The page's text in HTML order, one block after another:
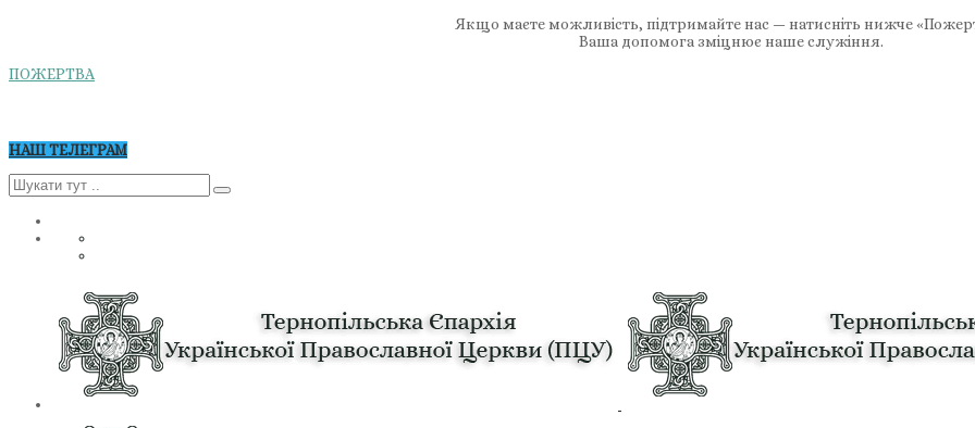
Якщо маєте можливість, підтримайте нас — натисніть нижче
Ваша допомога зміцнює наше служіння.
ПОЖЕРТВА
НАШ ТЕЛЕГРАМ